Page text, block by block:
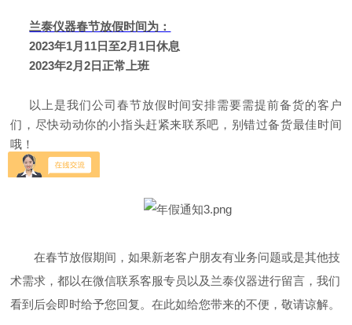
兰泰仪器春节放假时间为：
2023年1月11日至2月1日休息
2023年2月2日正常上班
以上是我们公司春节放假时间安排需要需提前备货的客户
们，尽快动动你的小指头赶紧来联系吧，别错过备货最佳时间
哦！
在春节放假期间，如果新老客户朋友有业务问题或是其他技
术需求，都以在微信联系客服专员以及兰泰仪器进行留言，我们
看到后会即时给予您回复。在此如给您带来的不便，敬请谅解。